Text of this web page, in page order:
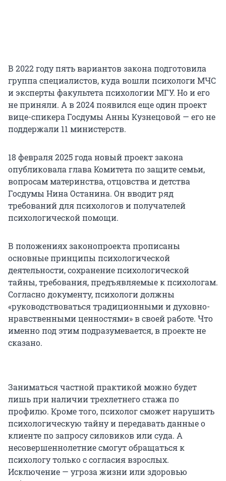
В 2022 году пять вариантов закона подготовила
группа специалистов, куда вошли психологи МЧС
и эксперты факультета психологии МГУ. Но и его
не приняли. А в 2024 появился еще один проект
вице-спикера Госдумы Анны Кузнецовой — его не
поддержали 11 министерств.
18 февраля 2025 года новый проект закона
опубликовала глава Комитета по защите семьи,
вопросам материнства, отцовства и детства
Госдумы Нина Останина. Он вводит ряд
требований для психологов и получателей
психологической помощи.
В положениях законопроекта прописаны
основные принципы психологической
деятельности, сохранение психологической
тайны, требования, предъявляемые к психологам.
Согласно документу, психологи должны
«руководствоваться традиционными и духовно-
нравственными ценностями» в своей работе. Что
именно под этим подразумевается, в проекте не
сказано.
Заниматься частной практикой можно будет
лишь при наличии трехлетнего стажа по
профилю. Кроме того, психолог сможет нарушить
психологическую тайну и передавать данные о
клиенте по запросу силовиков или суда. А
несовершеннолетние смогут обращаться к
психологу только с согласия взрослых.
Исключение — угроза жизни или здоровью